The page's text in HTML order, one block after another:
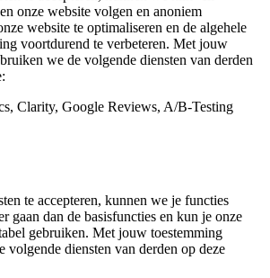
onze website volgen en anoniem
website te optimaliseren en de algehele
voortdurend te verbeteren. Met jouw
we de volgende diensten van derden
Clarity, Google Reviews, A/B-Testing
te accepteren, kunnen we je functies
gaan dan de basisfuncties en kun je onze
gebruiken. Met jouw toestemming
volgende diensten van derden op deze